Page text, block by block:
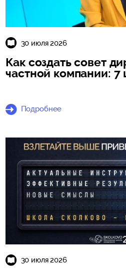
30 июля 2026
Как создать совет
частной компании: 7
Подробнее
30 июля 2026